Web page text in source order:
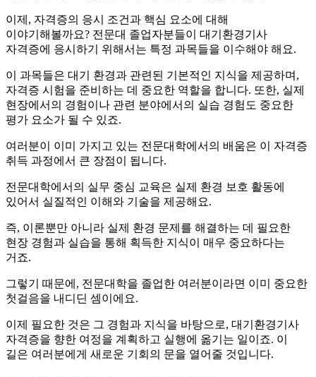
이제, 자격증의 응시 조건과 핵심 요소에 대해
이야기해볼까요? 전문대 졸업자분들이 대기환경기사
자격증에 응시하기 위해서는 특정 과목들을 이수해야 해요.
이 과목들은 대기 환경과 관련된 기본적인 지식을 제공하며,
자격증 시험을 준비하는 데 중요한 역할을 합니다. 또한, 실제
현장에서의 경험이나 관련 분야에서의 실습 경험도 중요한
평가 요소가 될 수 있죠.
여러분이 이미 가지고 있는 전문대학에서의 배움은 이 자격증
취득 과정에서 큰 장점이 됩니다.
전문대학에서의 실무 중심 교육은 실제 환경 보호 활동에
있어서 실질적인 이해와 기술을 제공해요.
즉, 이론뿐만 아니라 실제 환경 문제를 해결하는 데 필요한
현장 경험과 실습을 통해 획득한 지식이 매우 중요하다는
거죠.
그렇기 때문에, 전문대학을 졸업한 여러분이라면 이미 중요한
첫걸음을 내디딘 셈이에요.
이제 필요한 것은 그 경험과 지식을 바탕으로, 대기환경기사
자격증을 향한 여정을 계획하고 실행에 옮기는 일이죠. 이
길은 여러분에게 새로운 기회의 문을 열어줄 것입니다.